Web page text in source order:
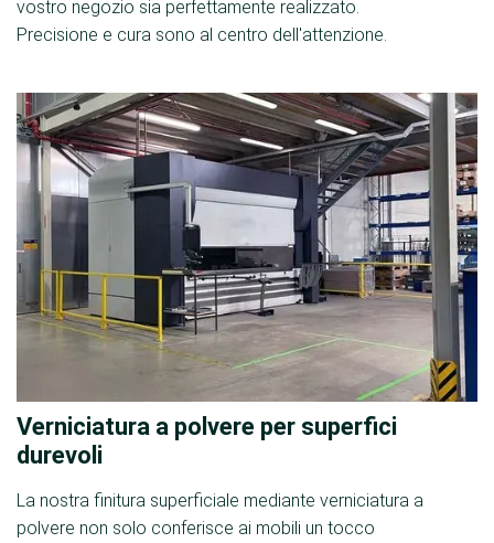
vostro negozio sia perfettamente realizzato.
Precisione e cura sono al centro dell'attenzione.
Verniciatura a polvere per superfici
durevoli
La nostra finitura superficiale mediante verniciatura a
polvere non solo conferisce ai mobili un tocco